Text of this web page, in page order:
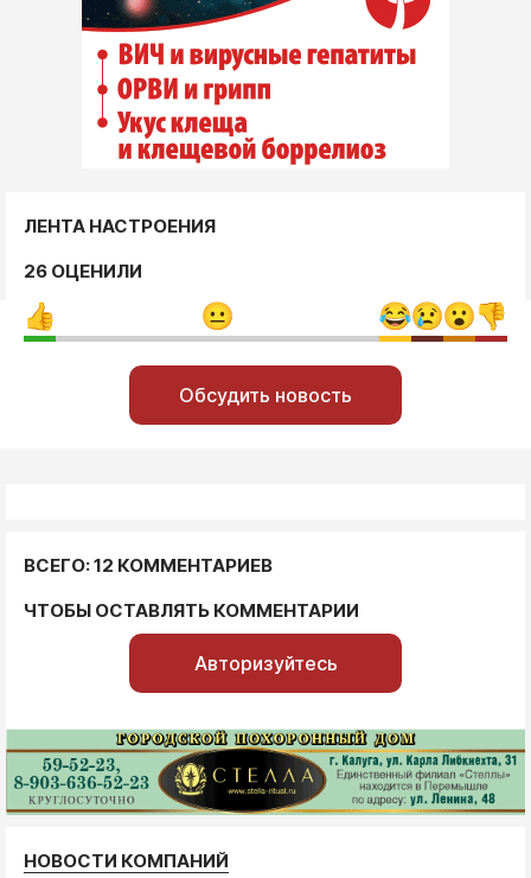
ЛЕНТА НАСТРОЕНИЯ
26 ОЦЕНИЛИ
Обсудить новость
ВСЕГО: 12 КОММЕНТАРИЕВ
ЧТОБЫ ОСТАВЛЯТЬ КОММЕНТАРИИ
Авторизуйтесь
НОВОСТИ КОМПАНИЙ